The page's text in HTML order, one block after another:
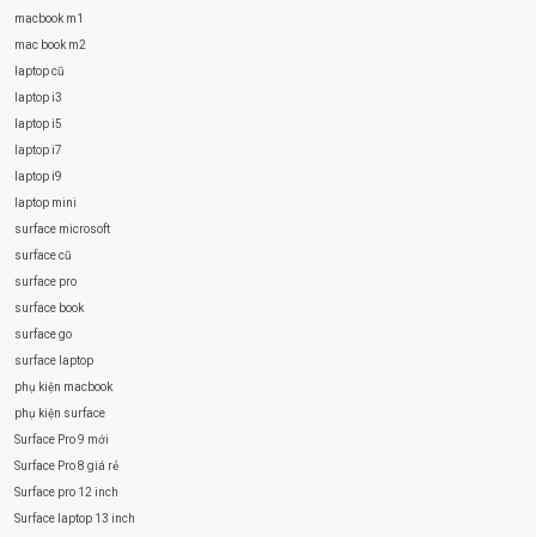
macbook m1
mac book m2
laptop cũ
laptop i3
laptop i5
laptop i7
laptop i9
laptop mini
surface microsoft
surface cũ
surface pro
surface book
surface go
surface laptop
phụ kiện macbook
phụ kiện surface
Surface Pro 9 mới
Surface Pro 8 giá rẻ
Surface pro 12 inch
Surface laptop 13 inch